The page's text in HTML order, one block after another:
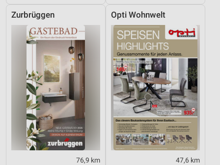
Zurbrüggen
76,9 km
Opti Wohnwelt
47,6 km